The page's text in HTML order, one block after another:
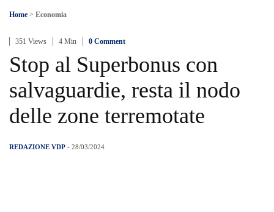
Home > Economia
351 Views 4 Min 0 Comment
Stop al Superbonus con
salvaguardie, resta il nodo
delle zone terremotate
REDAZIONE VDP - 28/03/2024